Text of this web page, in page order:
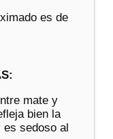
es de
mate y
bien la
es sedoso al